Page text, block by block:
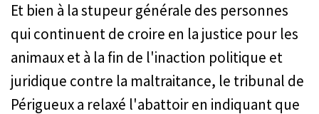
Et bien à la stupeur générale des personnes
qui continuent de croire en la justice pour les
animaux et à la fin de l'inaction politique et
juridique contre la maltraitance, le tribunal de
Périgueux a relaxé l'abattoir en indiquant que